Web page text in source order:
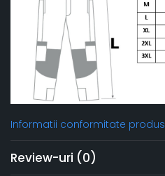
Informatii conformitate produs
Review-uri (0)